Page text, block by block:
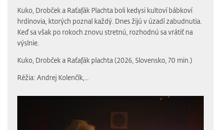
Kuko, Drobček a Raťafák Plachta boli kedysi kultoví bábkoví
hrdinovia, ktorých poznal každý. Dnes žijú v úzadí zabudnutia.
Keď sa však po rokoch znovu stretnú, rozhodnú sa vrátiť na
výslnie.
Kuko, Drobček a Raťafák plachta (2026, Slovensko, 70 min.)
Réžia: Andrej Kolenčík,...